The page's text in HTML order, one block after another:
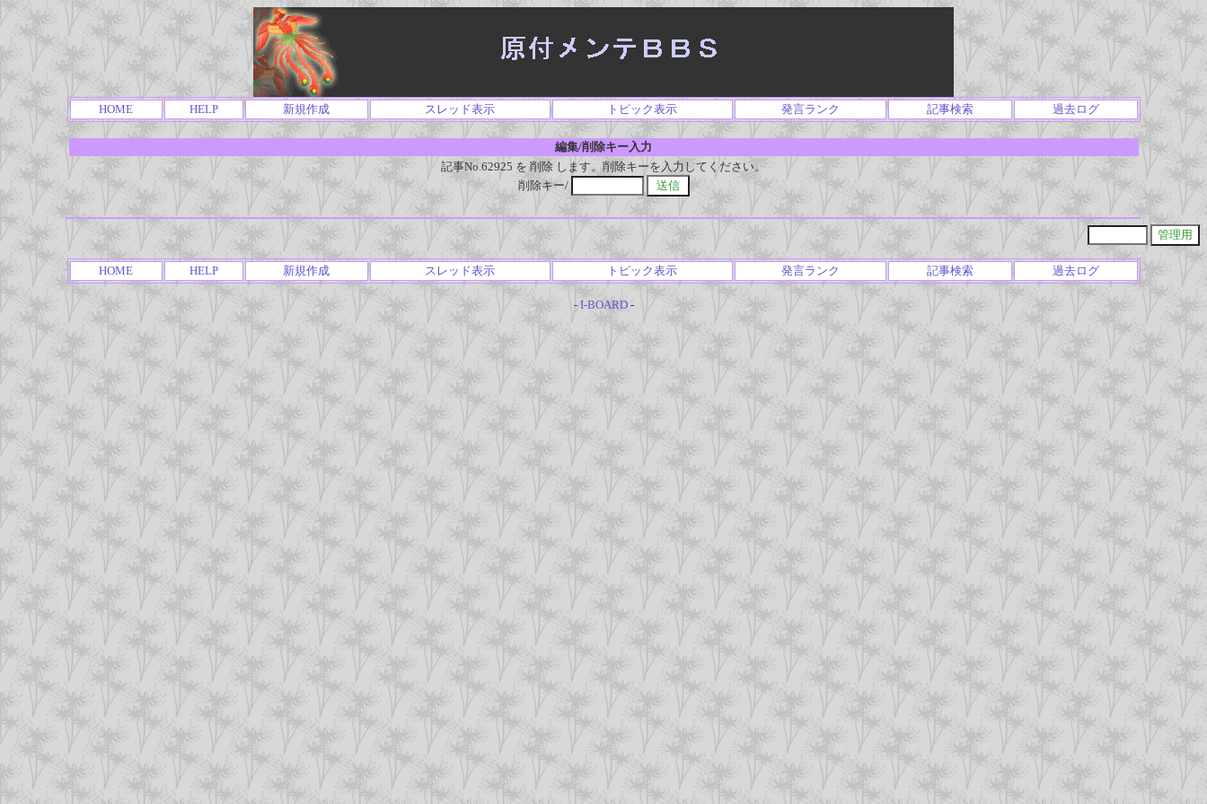
HOME HELP 新規作成 スレッド表示 トピック表示 発言ランク 記事検索 過去ログ
編集/削除キー入力
記事No.62925 を 削除 します。削除キーを入力してください。
削除キー/
HOME HELP 新規作成 スレッド表示 トピック表示 発言ランク 記事検索 過去ログ
- I-BOARD-